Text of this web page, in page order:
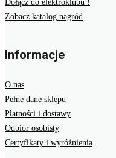
Dołącz do elektroklubu !
Zobacz katalog nagród
Informacje
O nas
Pełne dane sklepu
Płatności i dostawy
Odbiór osobisty
Certyfikaty i wyróżnienia